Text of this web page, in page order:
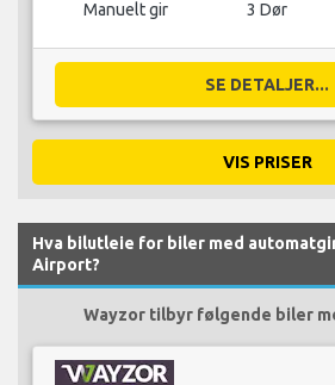
Manuelt gir 3 Dør
SE DETALJER...
VIS PRISER
Hva bilutleie for biler med
Airport?
Wayzor tilbyr følgende biler